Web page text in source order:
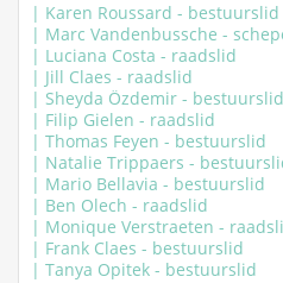
| Karen Roussard - bestuurslid
| Marc Vandenbussche -
| Luciana Costa - raadslid
| Jill Claes - raadslid
| Sheyda Özdemir - bestuurslid
| Filip Gielen - raadslid
| Thomas Feyen - bestuurslid
| Natalie Trippaers -
| Mario Bellavia - bestuurslid
| Ben Olech - raadslid
| Monique Verstraeten -
| Frank Claes - bestuurslid
| Tanya Opitek - bestuurslid